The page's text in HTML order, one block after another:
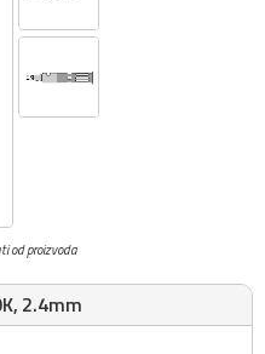
od proizvoda
2.4mm